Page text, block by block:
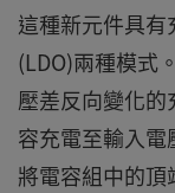
這種新元件具
(LDO)兩種模式
壓差反向變化
容充電至輸入電
將電容組中的頂